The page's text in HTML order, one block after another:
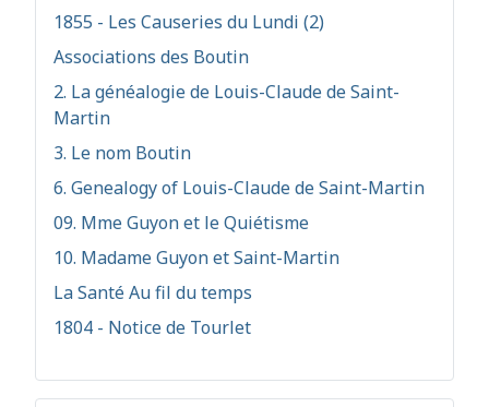
1855 - Les Causeries du Lundi (2)
Associations des Boutin
2. La généalogie de Louis-Claude de Saint-
Martin
3. Le nom Boutin
6. Genealogy of Louis-Claude de Saint-Martin
09. Mme Guyon et le Quiétisme
10. Madame Guyon et Saint-Martin
La Santé Au fil du temps
1804 - Notice de Tourlet